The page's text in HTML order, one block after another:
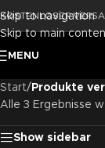
Skip to navigation
Skip to main
KOSTENLOSER
MENU
Start/ Produkte
Alle 3 Ergebnisse
Show sidebar